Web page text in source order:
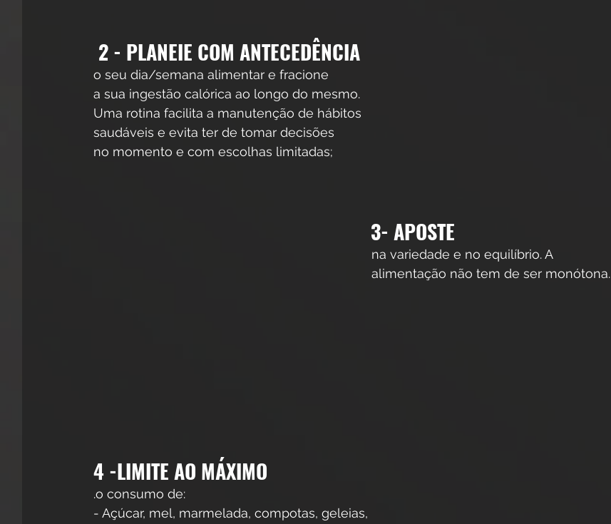
2 - PLANEIE COM ANTECEDÊNCIA
o seu dia/semana alimentar e fracione
a sua ingestão calórica ao longo do mesmo.
Uma rotina facilita a manutenção de hábitos
saudáveis e evita ter de tomar decisões
no momento e com escolhas limitadas;
3- APOSTE
          na variedade e no equilíbrio. A
          alimentação não tem de ser monótona.
4 -LIMITE AO MÁXIMO
.o consumo de:
- Açúcar, mel, marmelada, compotas, geleias,